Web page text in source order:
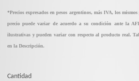
*Precios expresados en pesos argentinos, más IVA, los
precio puede variar de acuerdo a su condición ante la
ilustrativas y pueden variar con respecto al producto real.
en la Descripción.
Cantidad